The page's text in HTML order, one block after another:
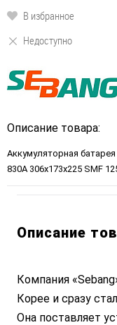
В избранное
Недоступно
Описание товара:
Аккумуляторная
830A 306x173x225 SMF
Описание
Компания
Корее и сразу
Она поставляет